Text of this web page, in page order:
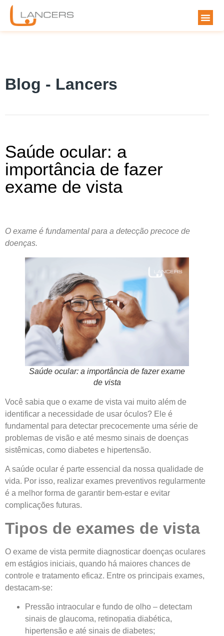
Blog - Lancers
Saúde ocular: a
importância de fazer
exame de vista
O exame é fundamental para a detecção precoce de
doenças.
Saúde ocular: a importância de fazer exame
de vista
Você sabia que o exame de vista vai muito além de
identificar a necessidade de usar óculos? Ele é
fundamental para detectar precocemente uma série de
problemas de visão e até mesmo sinais de doenças
sistêmicas, como diabetes e hipertensão.
A saúde ocular é parte essencial da nossa qualidade de
vida. Por isso, realizar exames preventivos regularmente
é a melhor forma de garantir bem-estar e evitar
complicações futuras.
Tipos de exames de vista
O exame de vista permite diagnosticar doenças oculares
em estágios iniciais, quando há maiores chances de
controle e tratamento eficaz. Entre os principais exames,
destacam-se:
Pressão intraocular e fundo de olho – detectam
sinais de glaucoma, retinopatia diabética,
hipertensão e até sinais de diabetes;